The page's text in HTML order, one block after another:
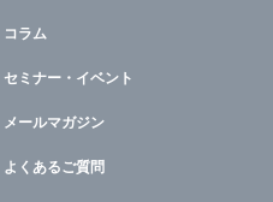
コラム
セミナー・イベント
メールマガジン
よくあるご質問